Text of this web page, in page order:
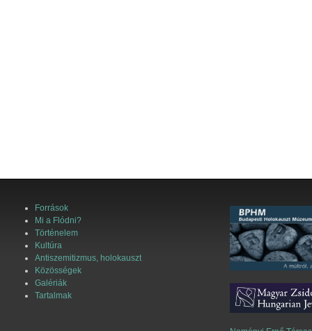
Források
Mi a Flódni?
Történelem
Kultúra
Antiszemitizmus, holokauszt
Közösségek
Galériák
Tartalmak